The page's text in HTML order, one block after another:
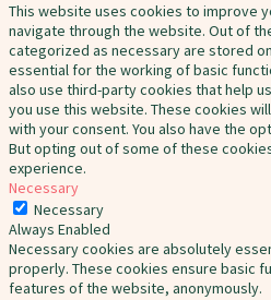
This website uses cookies to improve
navigate through the website. Out of
categorized as necessary are stored
essential for the working of basic
also use third-party cookies that help
you use this website. These cookies
with your consent. You also have the
But opting out of some of these
experience.
Necessary
Necessary
Always Enabled
Necessary cookies are absolutely
properly. These cookies ensure basic
features of the website, anonymously.